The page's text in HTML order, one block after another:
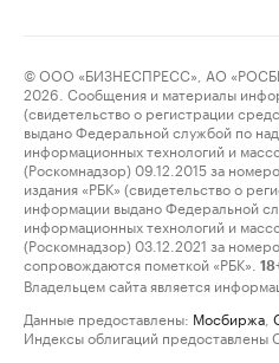
© ООО «БИЗНЕСПРЕСС», АО
2026. Сообщения и материалы
(свидетельство о регистрации
выдано Федеральной службой по
информационных технологий и
(Роскомнадзор) 09.12.2015 за
издания «РБК» (свидетельство о
информации выдано Федеральной
информационных технологий и
(Роскомнадзор) 03.12.2021 за
сопровождаются пометкой «РБК».
Владельцем сайта является
Данные предоставлены: Мосбиржа
Индексы облигаций предоставлены